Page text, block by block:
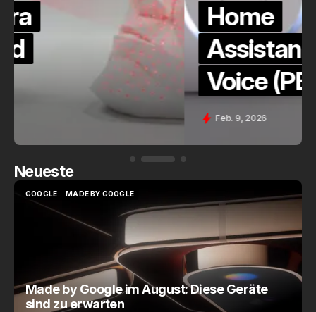
Home
Assistant
Voice (PE)
Neueste
GOOGLE
GOOGLE
MADE BY GOOGLE
Made by Google im August: Diese Geräte
sind zu erwarten